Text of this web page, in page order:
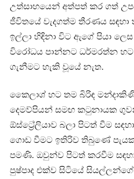
උත්සාහයෙන් අත්පත් කර ගත්
ජීවිතයේ වැදගත්ම තීරණය සඳහා
ඉල්ලා හිඳිනා විට ඇගේ පියා
විරෝධය පාන්නට ධර්මරත්න හට
ගැනීමට හැකි වූයේ නැත.
කෛලාශ් හට තම බිරිඳ
දෙමව්පියන් සමඟ කටුනායක
ඕස්ට්‍රේලියාව බලා පිටත් වීම
ගොඩ වීමට ඉතිරිව තිබුණේ
පමණි. ඔවුන්ව පිටත් කරවීම
පුෂ්පාද එක්ව සිටියේ